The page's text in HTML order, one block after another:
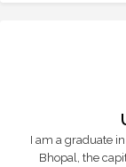
I am a graduate
Bhopal, the